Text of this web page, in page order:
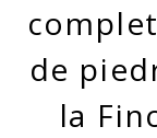
de
la